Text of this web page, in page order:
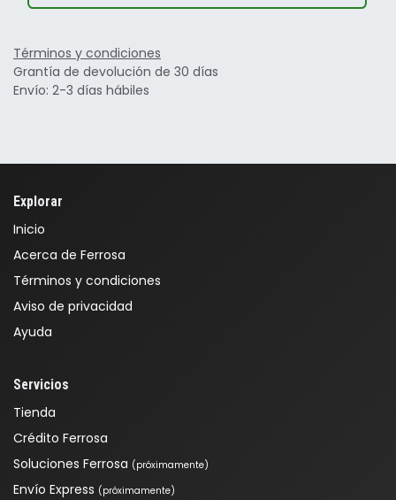
Términos y condiciones
Grantía de devolución de 30 días
Envío: 2-3 días hábiles
Explorar
Inicio
Acerca de Ferrosa
Términos y condiciones
Aviso de privacidad
Ayuda
Servicios
Tienda
Crédito Ferrosa
Soluciones Ferrosa (próximamente)
Envío Express (próximamente)